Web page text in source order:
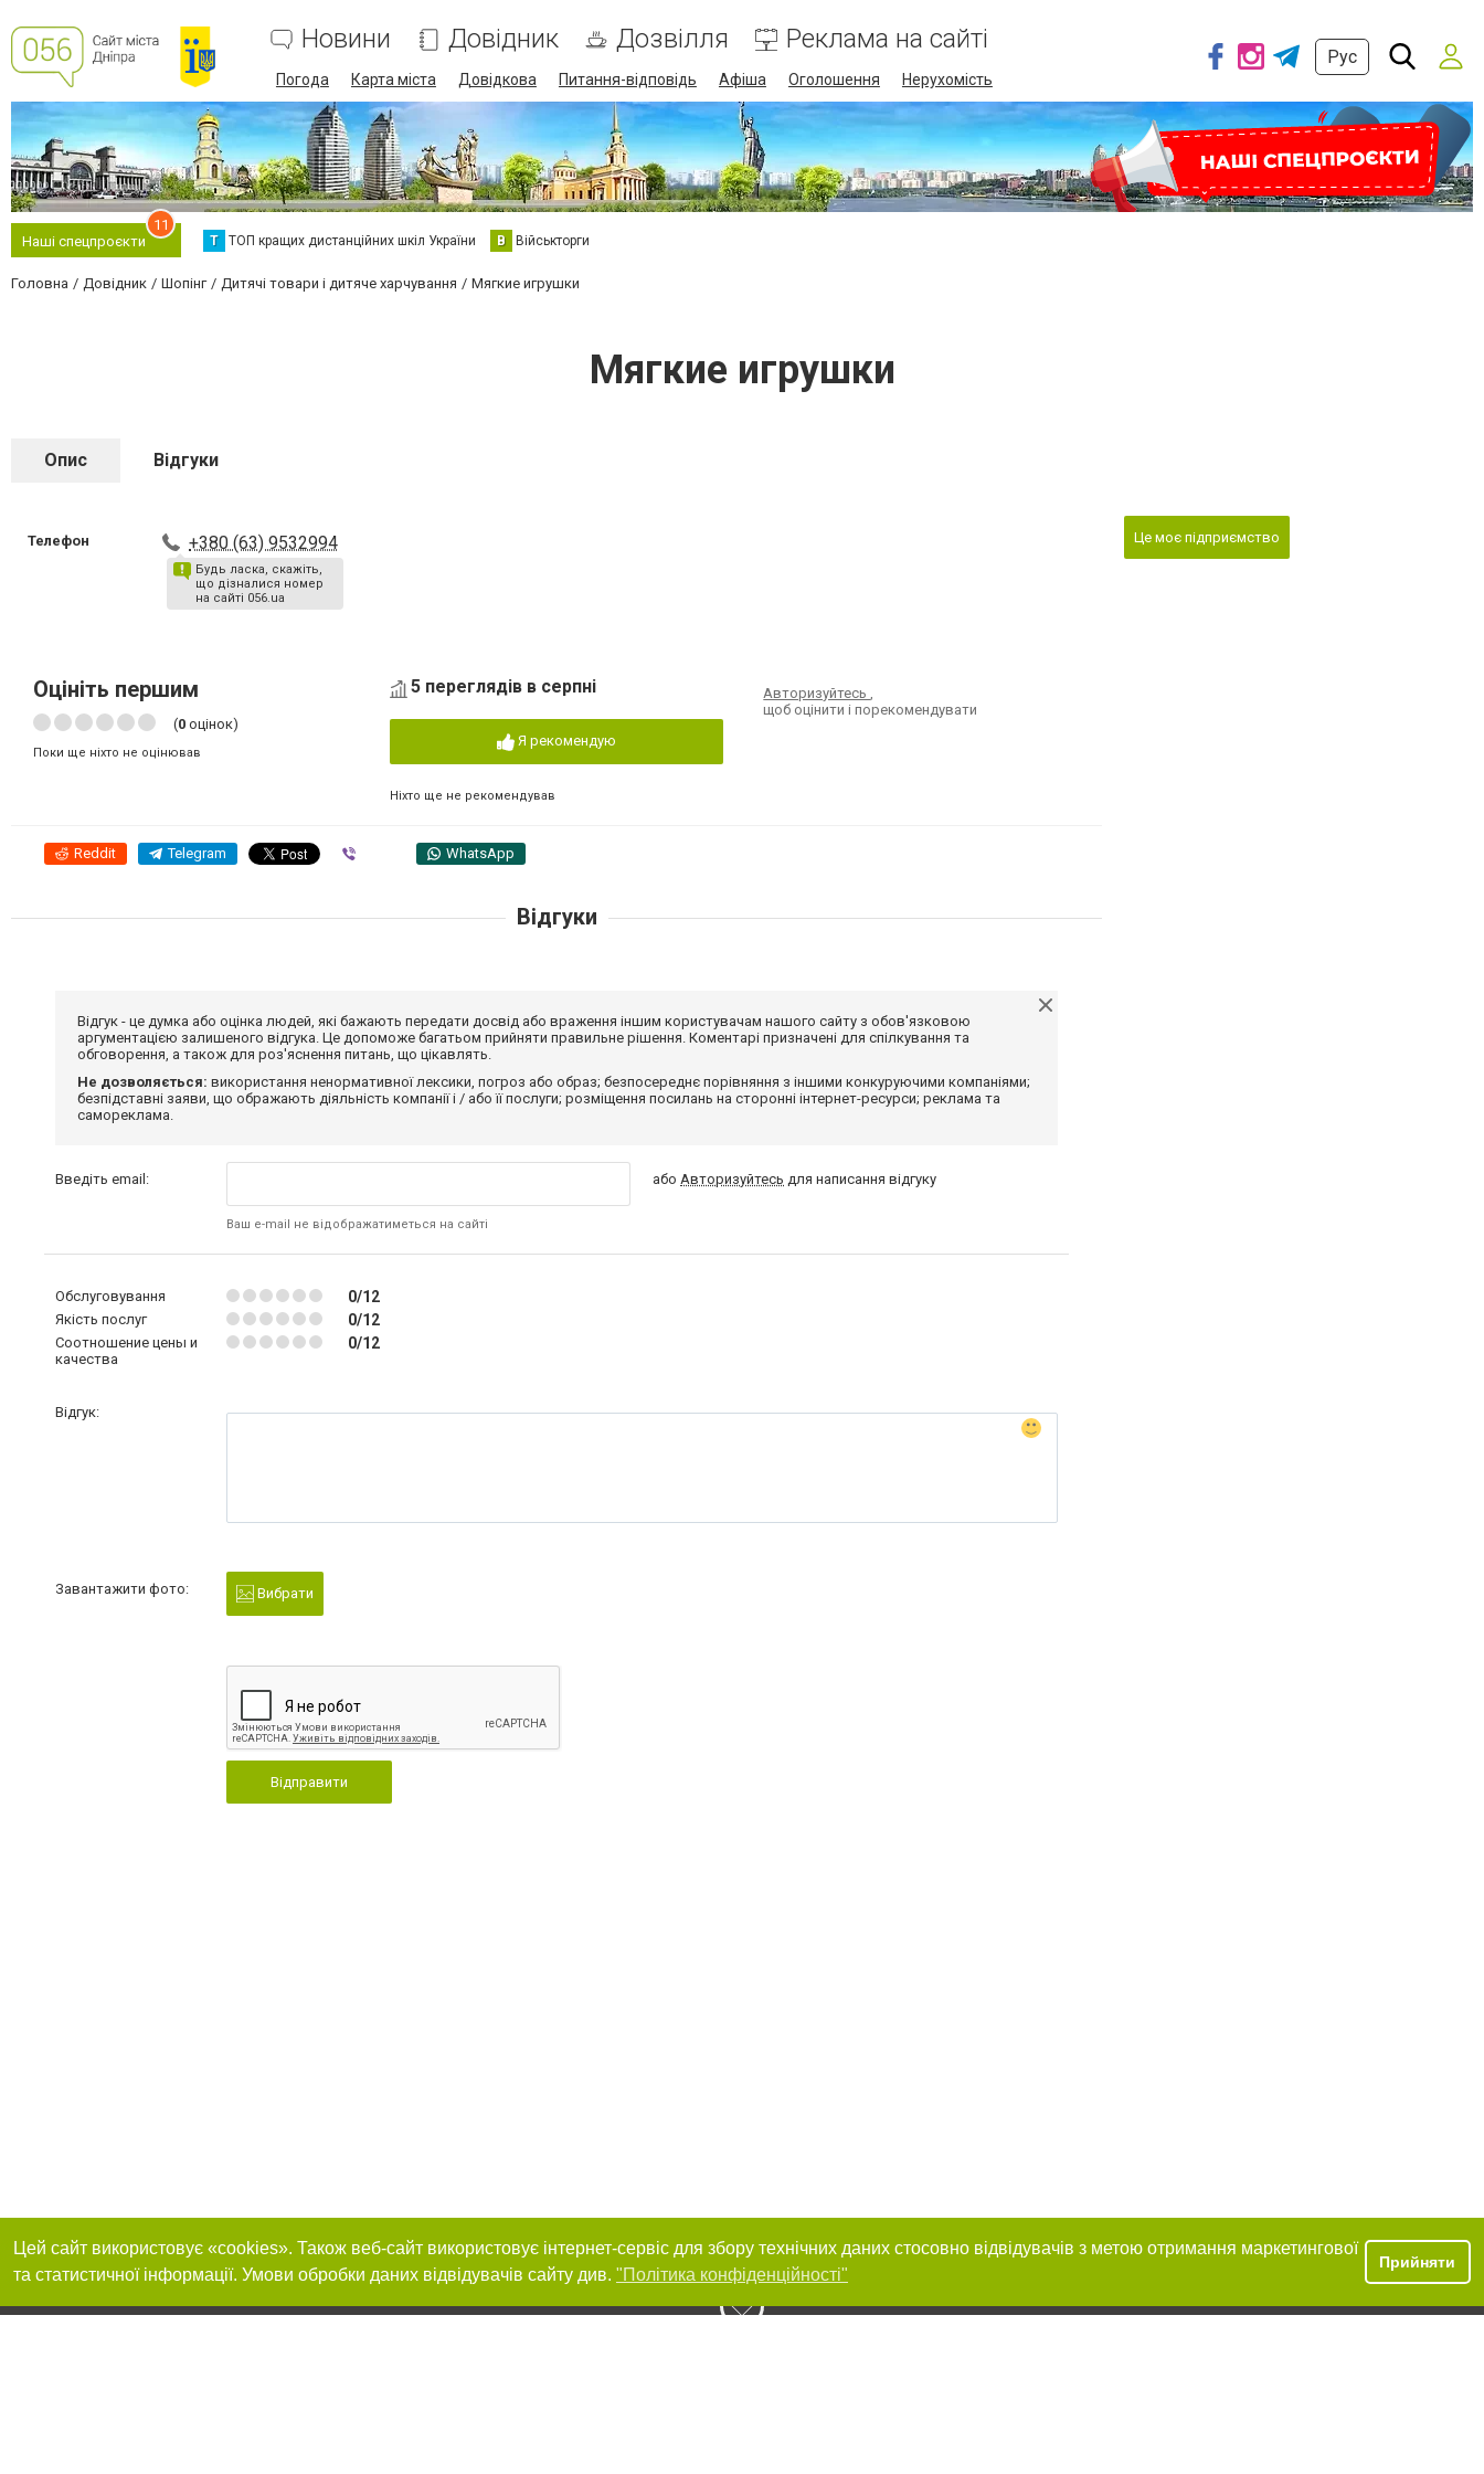
Новини Довідник Дозвілля Реклама на сайті
Погода Карта міста Довідкова Питання-відповідь Афіша Оголошення Нерухомість
Рус
Наші спецпроєкти
11
Т ТОП кращих дистанційних шкіл України В Військторги
Головна Довідник Шопінг Дитячі товари і дитяче харчування Мягкие игрушки
Мягкие игрушки
Опис Відгуки
Телефон +380 (63) 9532994
Будь ласка, скажіть,
що дізналися номер
на сайті 056.ua
Оцініть першим
(0 оцінок)
Поки ще ніхто не оцінював
5 переглядів в серпні
Я рекомендую
Ніхто ще не рекомендував
Авторизуйтесь,
щоб оцінити і порекомендувати
Reddit Telegram WhatsApp
Це моє підприємство
Відгуки
Відгук - це думка або оцінка людей, які бажають передати досвід або враження іншим користувачам нашого сайту з обов'язковою
аргументацією залишеного відгука. Це допоможе багатьом прийняти правильне рішення. Коментарі призначені для спілкування та
обговорення, а також для роз'яснення питань, що цікавлять.
Не дозволяється: використання ненормативної лексики, погроз або образ; безпосереднє порівняння з іншими конкуруючими компаніями;
безпідставні заяви, що ображають діяльність компанії і / або її послуги; розміщення посилань на сторонні інтернет-ресурси; реклама та
самореклама.
Введіть email:
Ваш e-mail не відображатиметься на сайті
або Авторизуйтесь для написання відгуку
Обслуговування 0/12
Якість послуг 0/12
Соотношение цены и
качества
0/12
Відгук:
Завантажити фото: Вибрати
Відправити
Цей сайт використовує «cookies». Також веб-сайт використовує інтернет-сервіс для збору технічних даних стосовно відвідувачів з метою отримання маркетингової
та статистичної інформації. Умови обробки даних відвідувачів сайту див. "Політика конфіденційності"
Прийняти